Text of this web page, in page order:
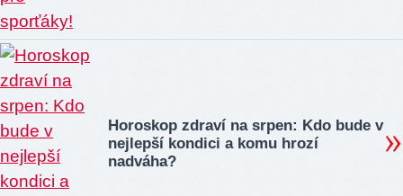
Horoskop zdraví na srpen: Kdo bude v
nejlepší kondici a komu hrozí
nadváha?